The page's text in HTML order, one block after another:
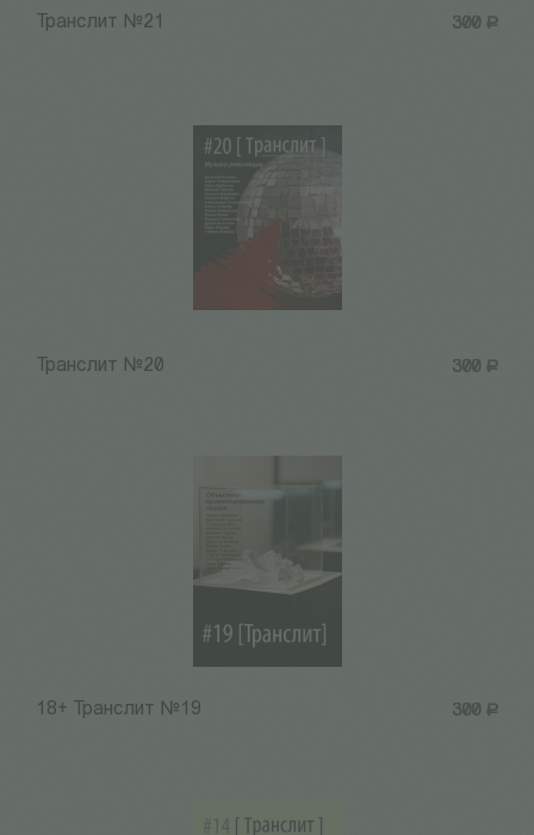
300 Р
Транслит №21
300 Р
Транслит №20
300 Р
18+ Транслит №19